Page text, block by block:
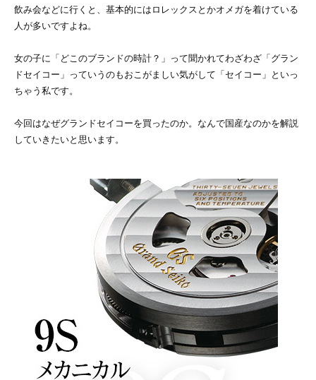
飲み会などに行くと、基本的にはロレックスとかオメガを着けている
人が多いですよね。
女の子に「どこのブランドの時計？」って聞かれてわざわざ「グラン
ドセイコー」っていうのもおこがましい気がして「セイコー」といっ
ちゃう私です。
今回はなぜグランドセイコーを買ったのか。なんで国産なのかを解説
していきたいと思います。